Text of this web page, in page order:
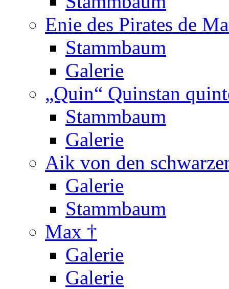
Enie des Pirates de
Stammbaum
Galerie
„Quin“ Quinstan
Stammbaum
Galerie
Aik von den
Galerie
Stammbaum
Max †
Galerie
Galerie